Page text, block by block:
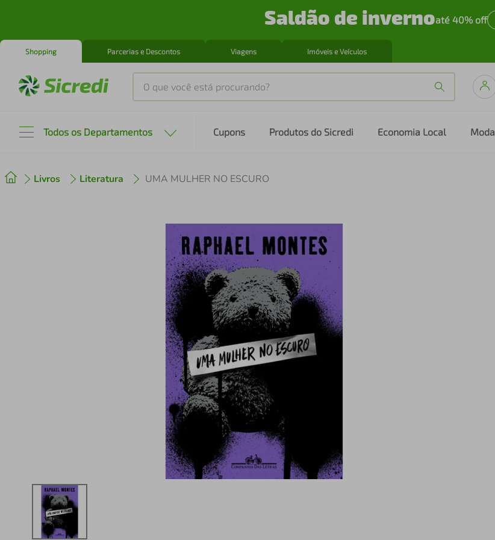
Saldão de invernoaté 40% off
Shopping Parcerias e Descontos Viagens Imóveis e Veículos
O que você está procurando?
Todos os Departamentos Cupons Produtos do Sicredi Economia Local Moda
Livros Literatura UMA MULHER NO ESCURO
2 cafeteira
air fryer
iphone